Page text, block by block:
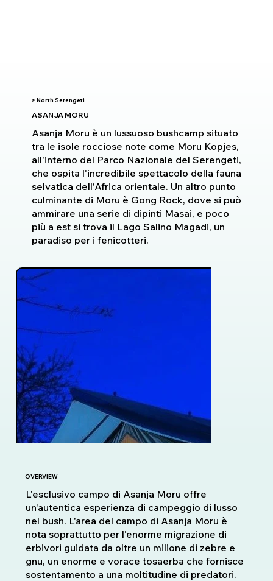
> North Serengeti
ASANJA MORU
Asanja Moru è un lussuoso bushcamp situato
tra le isole rocciose note come Moru Kopjes,
all'interno del Parco Nazionale del Serengeti,
che ospita l'incredibile spettacolo della fauna
selvatica dell'Africa orientale. Un altro punto
culminante di Moru è Gong Rock, dove si può
ammirare una serie di dipinti Masai, e poco
più a est si trova il Lago Salino Magadi, un
paradiso per i fenicotteri.
OVERVIEW
L'esclusivo campo di Asanja Moru offre
un'autentica esperienza di campeggio di lusso
nel bush. L'area del campo di Asanja Moru è
nota soprattutto per l'enorme migrazione di
erbivori guidata da oltre un milione di zebre e
gnu, un enorme e vorace tosaerba che fornisce
sostentamento a una moltitudine di predatori.